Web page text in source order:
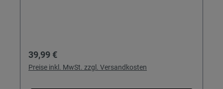
Regulärer Preis:
39,99 €
Preise inkl. MwSt. zzgl. Versandkosten